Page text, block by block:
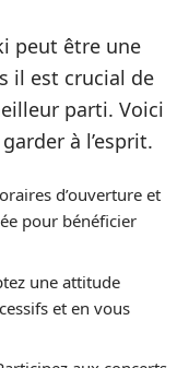
peut être une
il est crucial de
parti. Voici
à l’esprit.
d’ouverture et
pour bénéficier
une attitude
et en vous